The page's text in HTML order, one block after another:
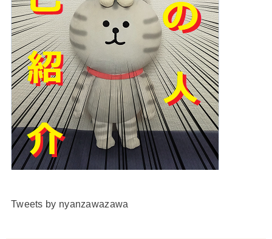
Tweets by nyanzawazawa